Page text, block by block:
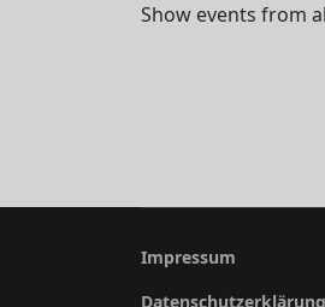
Show events from
Impressum
Datenschutzerklärung